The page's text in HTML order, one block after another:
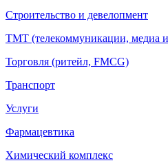
Строительство и девелопмент
ТМТ (телекоммуникации, медиа
Торговля (ритейл, FMCG)
Транспорт
Услуги
Фармацевтика
Химический комплекс